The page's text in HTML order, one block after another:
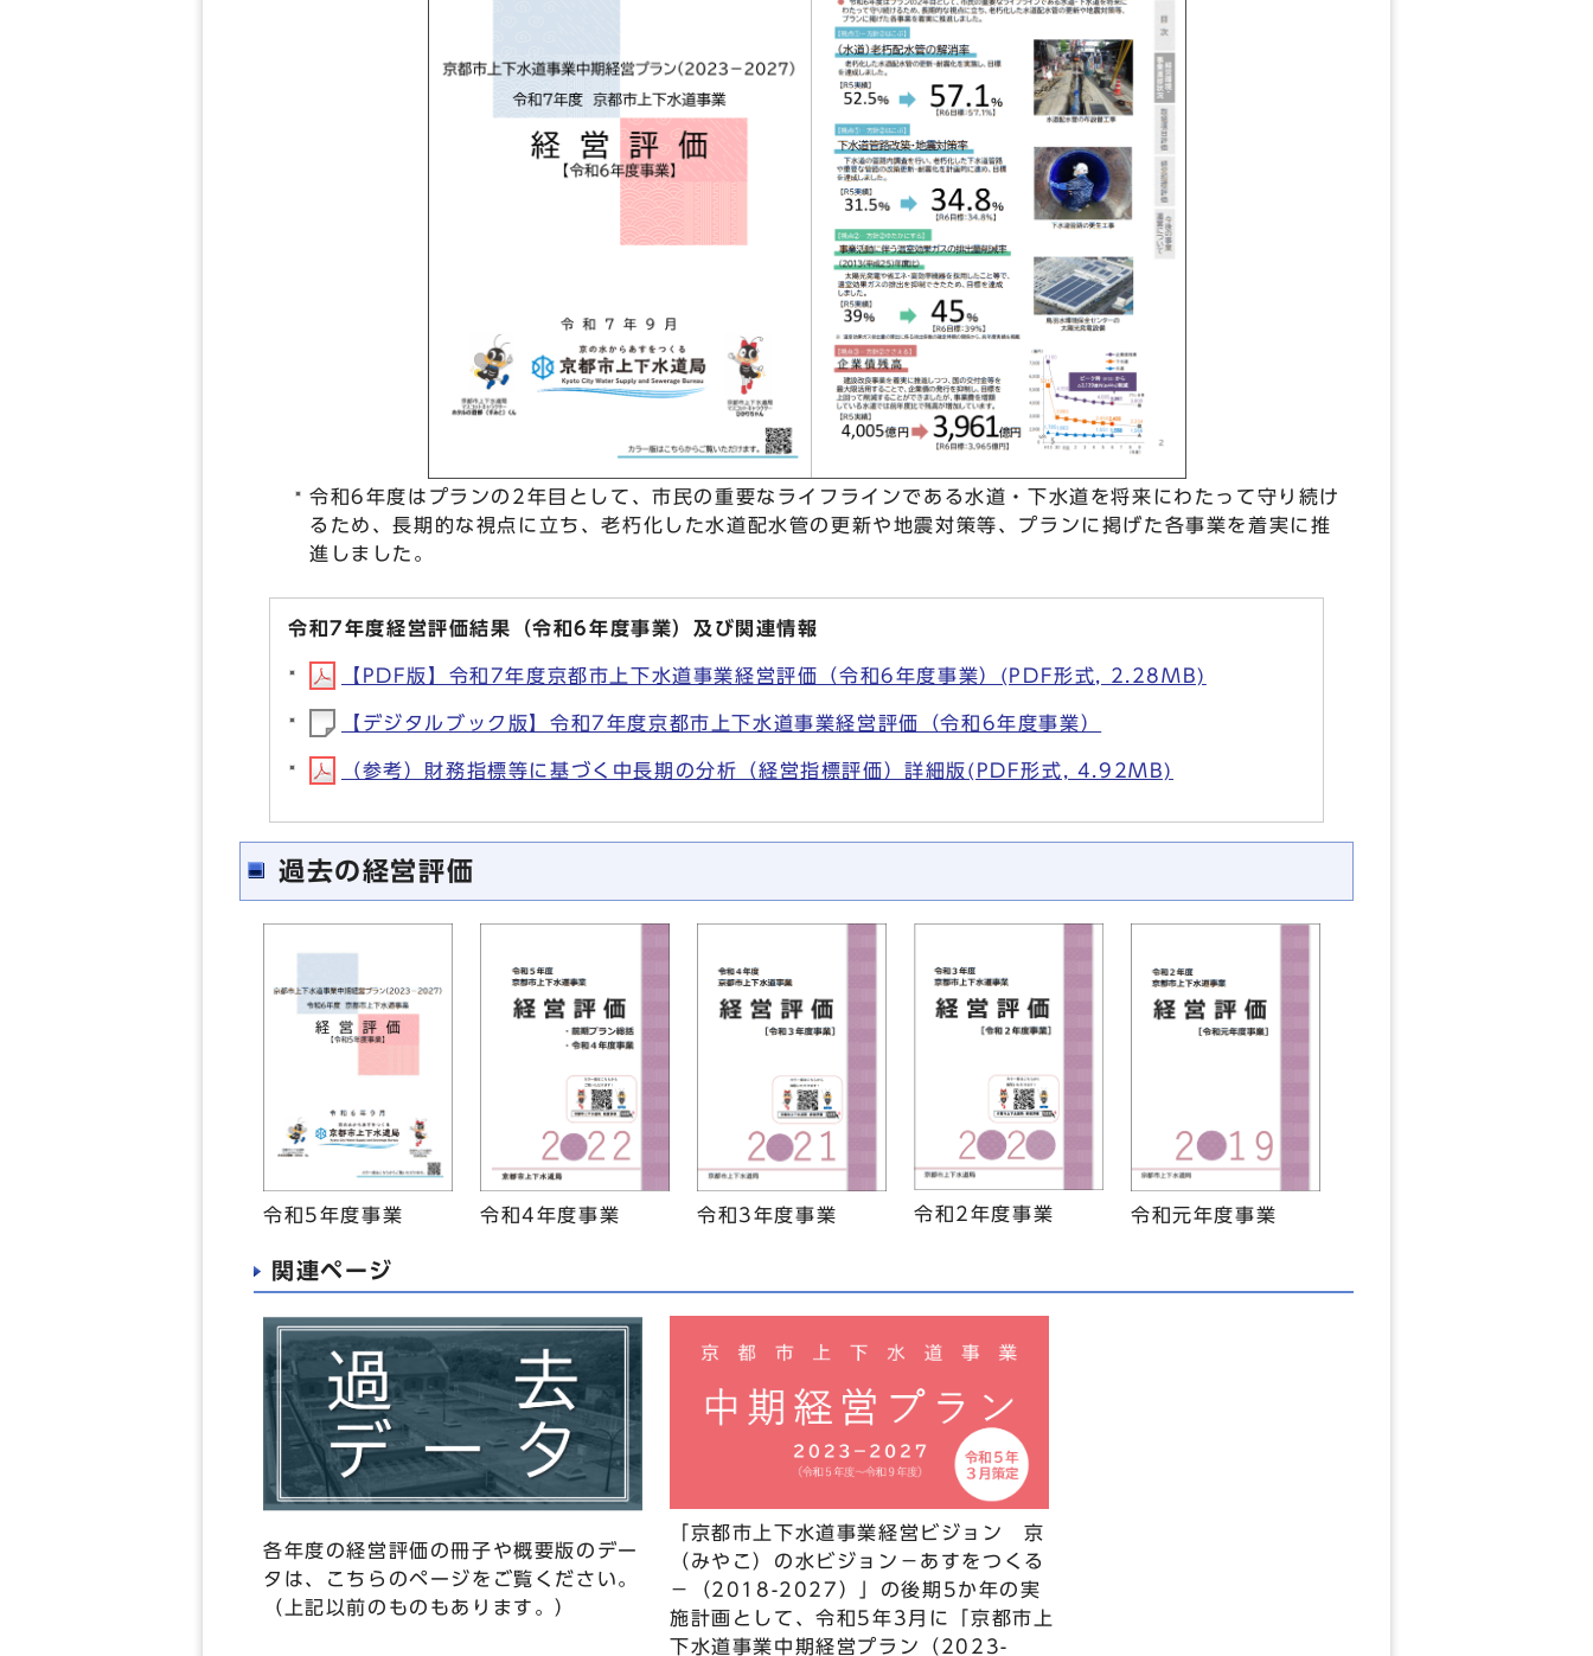
令和6年度はプランの2年目として、市民の重要なライフラインである水道・下水道を将来にわたって守り続け
るため、長期的な視点に立ち、老朽化した水道配水管の更新や地震対策等、プランに掲げた各事業を着実に推
進しました。
令和7年度経営評価結果（令和6年度事業）及び関連情報
【PDF版】令和7年度京都市上下水道事業経営評価（令和6年度事業）(PDF形式, 2.28MB)
【デジタルブック版】令和7年度京都市上下水道事業経営評価（令和6年度事業）
（参考）財務指標等に基づく中長期の分析（経営指標評価）詳細版(PDF形式, 4.92MB)
過去の経営評価
令和5年度事業 令和4年度事業 令和3年度事業 令和2年度事業 令和元年度事業
関連ページ
各年度の経営評価の冊子や概要版のデー
タは、こちらのページをご覧ください。
（上記以前のものもあります。）
「京都市上下水道事業経営ビジョン 京
（みやこ）の水ビジョン－あすをつくる
－（2018-2027）」の後期5か年の実
施計画として、令和5年3月に「京都市上
下水道事業中期経営プラン（2023-